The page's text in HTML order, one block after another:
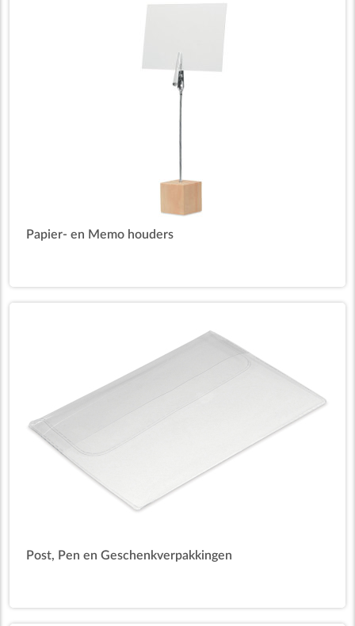
Papier- en Memo houders
Post, Pen en Geschenkverpakkingen